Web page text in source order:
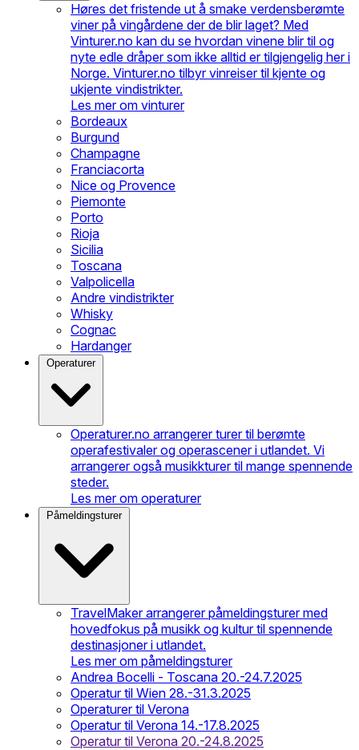
Høres det fristende ut å smake verdensberømte
viner på vingårdene der de blir laget? Med
Vinturer.no kan du se hvordan vinene blir til og
nyte edle dråper som ikke alltid er tilgjengelig her i
Norge. Vinturer.no tilbyr vinreiser til kjente og
ukjente vindistrikter.
Les mer om vinturer
Bordeaux
Burgund
Champagne
Franciacorta
Nice og Provence
Piemonte
Porto
Rioja
Sicilia
Toscana
Valpolicella
Andre vindistrikter
Whisky
Cognac
Hardanger
Operaturer
Operaturer.no arrangerer turer til berømte
operafestivaler og operascener i utlandet. Vi
arrangerer også musikkturer til mange spennende
steder.
Les mer om operaturer
Påmeldingsturer
TravelMaker arrangerer påmeldingsturer med
hovedfokus på musikk og kultur til spennende
destinasjoner i utlandet.
Les mer om påmeldingsturer
Andrea Bocelli - Toscana 20.-24.7.2025
Operatur til Wien 28.-31.3.2025
Operaturer til Verona
Operatur til Verona 14.-17.8.2025
Operatur til Verona 20.-24.8.2025